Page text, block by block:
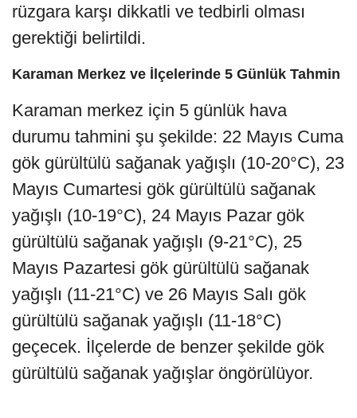
rüzgara karşı dikkatli ve tedbirli olması
gerektiği belirtildi.
Karaman Merkez ve İlçelerinde 5 Günlük Tahmin
Karaman merkez için 5 günlük hava
durumu tahmini şu şekilde: 22 Mayıs Cuma
gök gürültülü sağanak yağışlı (10-20°C), 23
Mayıs Cumartesi gök gürültülü sağanak
yağışlı (10-19°C), 24 Mayıs Pazar gök
gürültülü sağanak yağışlı (9-21°C), 25
Mayıs Pazartesi gök gürültülü sağanak
yağışlı (11-21°C) ve 26 Mayıs Salı gök
gürültülü sağanak yağışlı (11-18°C)
geçecek. İlçelerde de benzer şekilde gök
gürültülü sağanak yağışlar öngörülüyor.